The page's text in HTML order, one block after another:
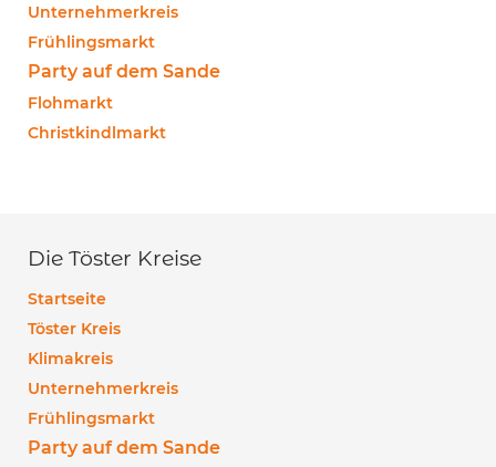
Unternehmerkreis
Frühlingsmarkt
Party auf dem Sande
Flohmarkt
Christkindlmarkt
Die Töster Kreise
Startseite
Töster Kreis
Klimakreis
Unternehmerkreis
Frühlingsmarkt
Party auf dem Sande